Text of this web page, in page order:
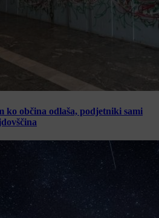
občina odlaša, podjetniki sami